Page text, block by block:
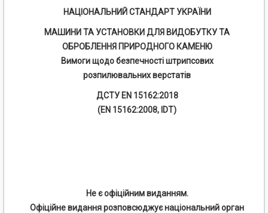
НАЦІОНАЛЬНИЙ СТАНДАРТ УКРАЇНИ
МАШИНИ ТА УСТАНОВКИ ДЛЯ ВИДОБУТКУ ТА
ОБРОБЛЕННЯ ПРИРОДНОГО КАМЕНЮ
Вимоги щодо безпечності штрипсових
розпилювальних верстатів
ДСТУ EN 15162:2018
(EN 15162:2008, IDT)
Не є офіційним виданням.
Офіційне видання розповсюджує національний орган